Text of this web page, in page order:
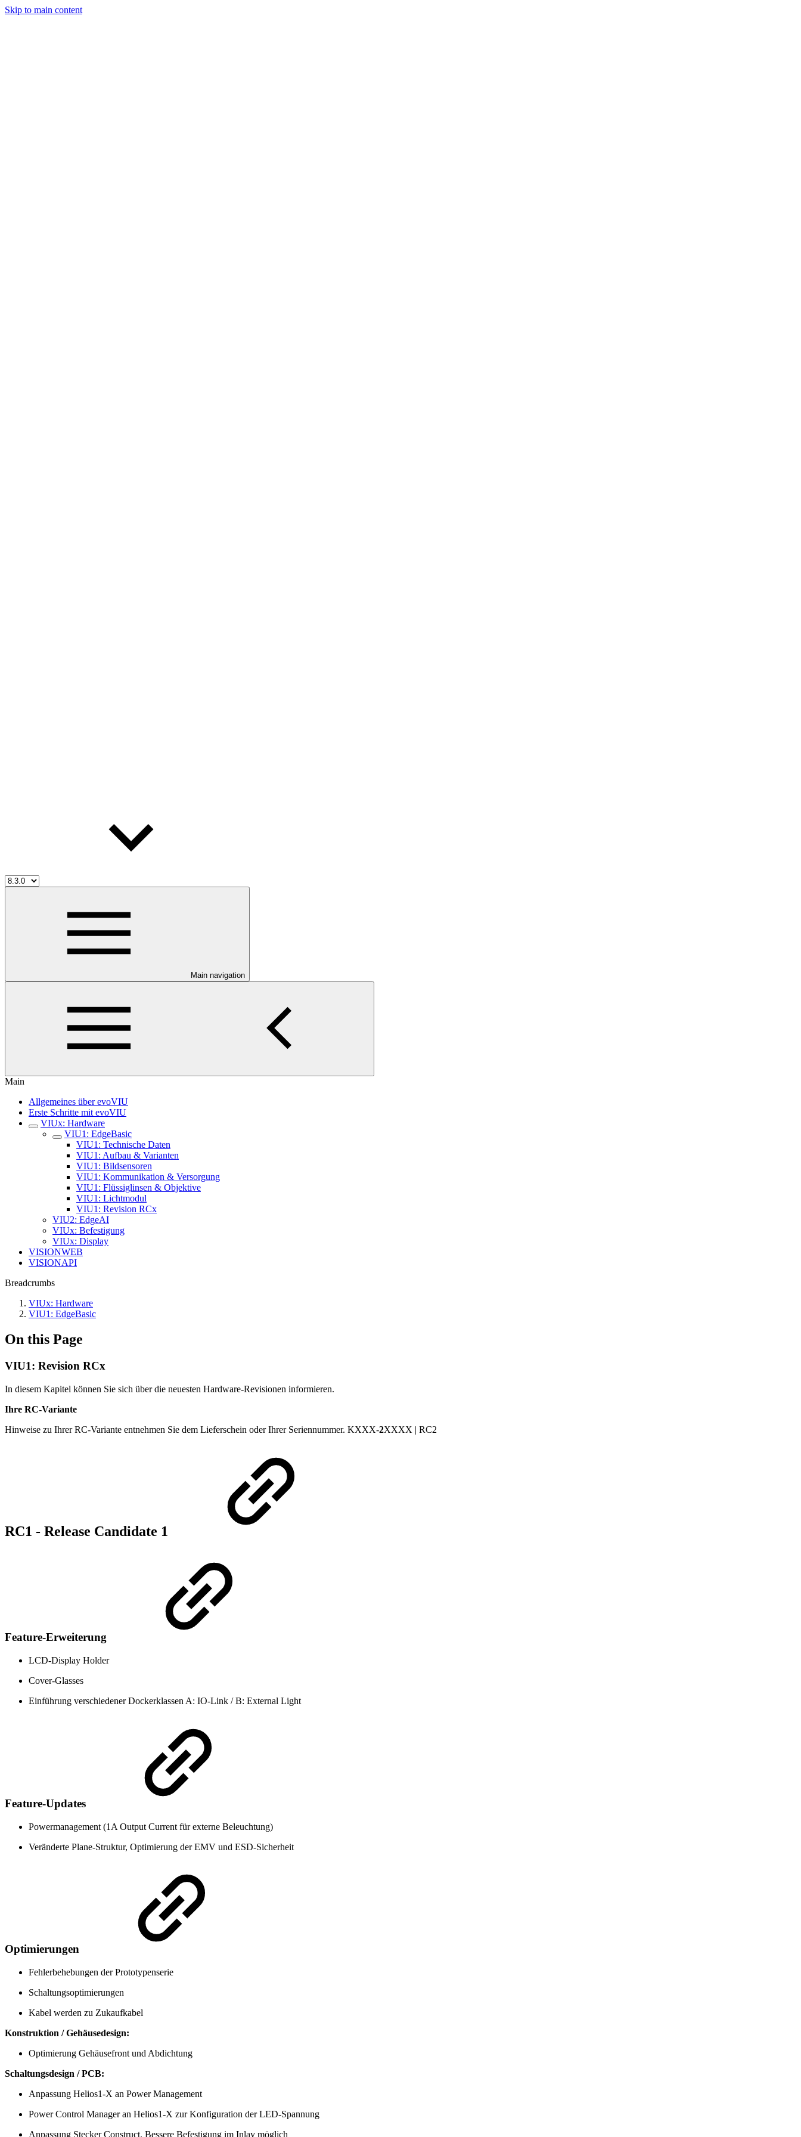
Skip to main content
Main navigation
Main
Allgemeines über evoVIU
Erste Schritte mit evoVIU
VIUx: Hardware
VIU1: EdgeBasic
VIU1: Technische Daten
VIU1: Aufbau & Varianten
VIU1: Bildsensoren
VIU1: Kommunikation & Versorgung
VIU1: Flüssiglinsen & Objektive
VIU1: Lichtmodul
VIU1: Revision RCx
VIU2: EdgeAI
VIUx: Befestigung
VIUx: Display
VISIONWEB
VISIONAPI
Breadcrumbs
VIUx: Hardware
VIU1: EdgeBasic
On this Page
VIU1: Revision RCx
In diesem Kapitel können Sie sich über die neuesten Hardware-Revisionen informieren.
Ihre RC-Variante
Hinweise zu Ihrer RC-Variante entnehmen Sie dem Lieferschein oder Ihrer Seriennummer. KXXX-2XXXX | RC2
RC1 - Release Candidate 1
Feature-Erweiterung
LCD-Display Holder
Cover-Glasses
Einführung verschiedener Dockerklassen A: IO-Link / B: External Light
Feature-Updates
Powermanagement (1A Output Current für externe Beleuchtung)
Veränderte Plane-Struktur, Optimierung der EMV und ESD-Sicherheit
Optimierungen
Fehlerbehebungen der Prototypenserie
Schaltungsoptimierungen
Kabel werden zu Zukaufkabel
Konstruktion / Gehäusedesign:
Optimierung Gehäusefront und Abdichtung
Schaltungsdesign / PCB:
Anpassung Helios1-X an Power Management
Power Control Manager an Helios1-X zur Konfiguration der LED-Spannung
Anpassung Stecker Construct. Bessere Befestigung im Inlay möglich